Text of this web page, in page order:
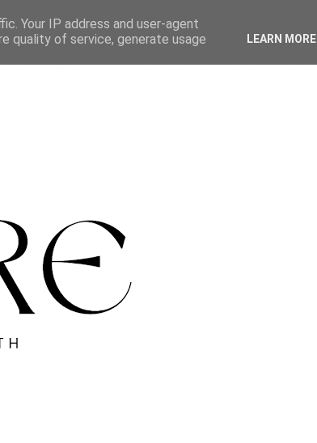
Your IP address and user-agent
quality of service, generate usage
LEARN MORE